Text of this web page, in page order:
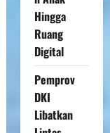
Hingga
Ruang
Digital
Pemprov
DKI
Libatkan